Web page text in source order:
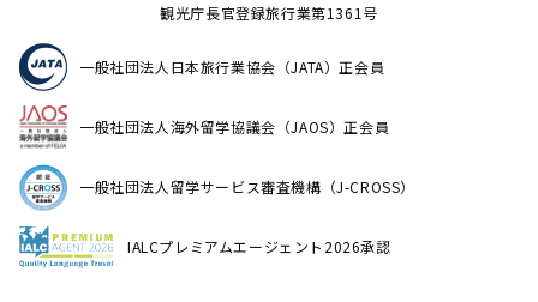
観光庁長官登録旅行業第1361号
一般社団法人日本旅行業協会（JATA）正会員
一般社団法人海外留学協議会（JAOS）正会員
一般社団法人留学サービス審査機構（J-CROSS）
IALCプレミアムエージェント2026承認